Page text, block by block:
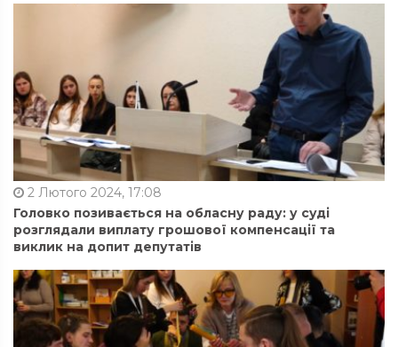
2 Лютого 2024, 17:08
Головко позивається на обласну раду: у суді
розглядали виплату грошової компенсації та
виклик на допит депутатів